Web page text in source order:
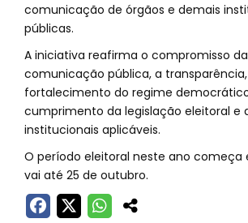
comunicação de órgãos e demais
públicas.
A iniciativa reafirma o compromisso da
comunicação pública, a
fortalecimento do regime
cumprimento da legislação eleitoral e
institucionais aplicáveis.
O período eleitoral neste ano começa
vai até 25 de outubro.